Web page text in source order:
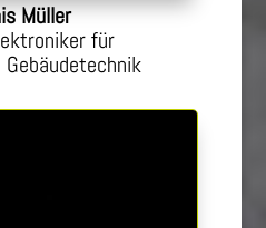
Müller
für
Gebäudetechnik